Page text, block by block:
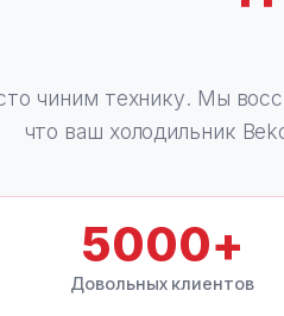
чиним технику. Мы
что ваш холодильник
5000+
Довольных клиентов